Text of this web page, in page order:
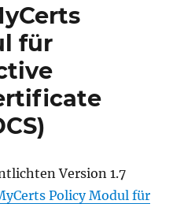
für
Version 1.7
Policy Modul für